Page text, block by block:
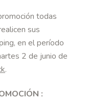
todas
sus
en el período
2 de junio de
.
: